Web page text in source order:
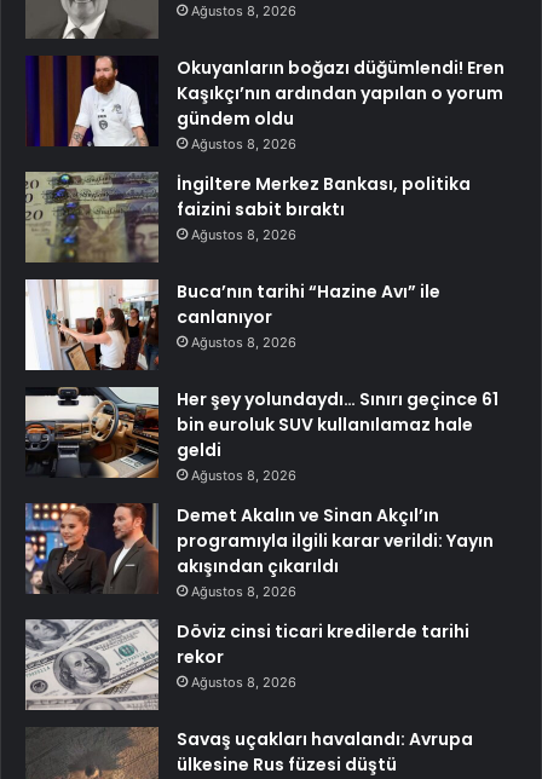
Ağustos 8, 2026
Okuyanların boğazı düğümlendi! Eren
Kaşıkçı’nın ardından yapılan o yorum
gündem oldu
Ağustos 8, 2026
İngiltere Merkez Bankası, politika
faizini sabit bıraktı
Ağustos 8, 2026
Buca’nın tarihi “Hazine Avı” ile
canlanıyor
Ağustos 8, 2026
Her şey yolundaydı… Sınırı geçince 61
bin euroluk SUV kullanılamaz hale
geldi
Ağustos 8, 2026
Demet Akalın ve Sinan Akçıl’ın
programıyla ilgili karar verildi: Yayın
akışından çıkarıldı
Ağustos 8, 2026
Döviz cinsi ticari kredilerde tarihi
rekor
Ağustos 8, 2026
Savaş uçakları havalandı: Avrupa
ülkesine Rus füzesi düştü